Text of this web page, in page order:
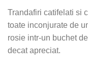
Trandafiri catifelati si
toate inconjurate de
rosie intr-un buchet
decat apreciat.